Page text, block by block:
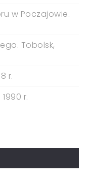
w Poczajowie.
Tobolsk,
r.
r.